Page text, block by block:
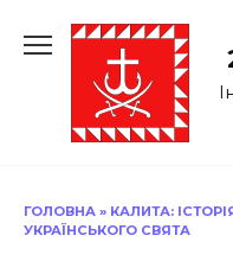
до
ГОЛОВНА » КАЛИТА:
УКРАЇНСЬКОГО СВЯТА